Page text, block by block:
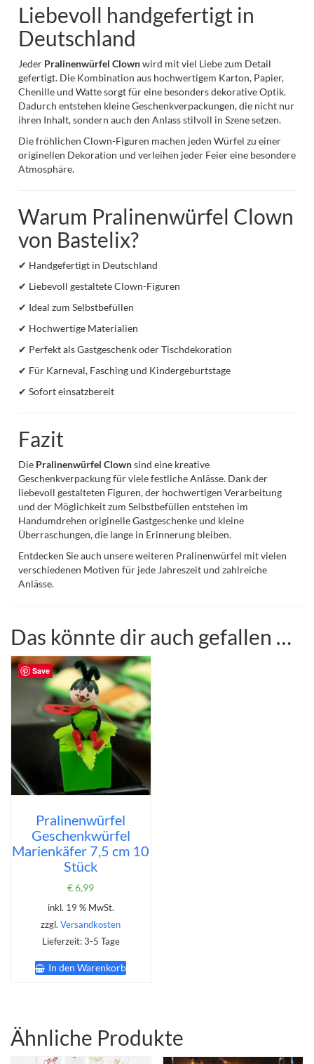
Liebevoll handgefertigt in
Deutschland
Jeder Pralinenwürfel Clownwird mit viel Liebe zum Detail
gefertigt. Die Kombination aus hochwertigem Karton, Papier,
Chenille und Watte sorgt für eine besonders dekorative Optik.
Dadurch entstehen kleine Geschenkverpackungen, die nicht nur
ihren Inhalt, sondern auch den Anlass stilvoll in Szene setzen.
Die fröhlichen Clown-Figuren machen jeden Würfel zu einer
originellen Dekoration und verleihen jeder Feier eine besondere
Atmosphäre.
Warum Pralinenwürfel Clown
von Bastelix?
✔ Handgefertigt in Deutschland
✔ Liebevoll gestaltete Clown-Figuren
✔ Ideal zum Selbstbefüllen
✔ Hochwertige Materialien
✔ Perfekt als Gastgeschenk oder Tischdekoration
✔ Für Karneval, Fasching und Kindergeburtstage
✔ Sofort einsatzbereit
Fazit
Die Pralinenwürfel Clownsind eine kreative
Geschenkverpackung für viele festliche Anlässe. Dank der
liebevoll gestalteten Figuren, der hochwertigen Verarbeitung
und der Möglichkeit zum Selbstbefüllen entstehen im
Handumdrehen originelle Gastgeschenke und kleine
Überraschungen, die lange in Erinnerung bleiben.
Entdecken Sie auch unsere weiteren Pralinenwürfel mit vielen
verschiedenen Motiven für jede Jahreszeit und zahlreiche
Anlässe.
Das könnte dir auch gefallen …
Save
Pralinenwürfel
Geschenkwürfel
Marienkäfer 7,5 cm 10
Stück
€6,99
inkl. 19 % MwSt.
zzgl.Versandkosten
Lieferzeit: 3-5 Tage
In den Warenkorb
Ähnliche Produkte